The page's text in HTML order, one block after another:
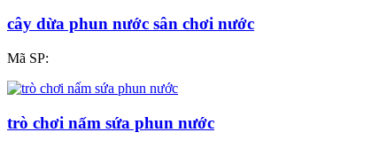
cây dừa phun nước sân chơi nước
Mã SP:
trò chơi nấm sứa phun nước